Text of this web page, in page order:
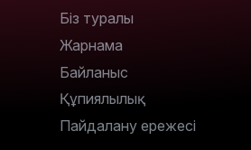
Біз туралы
Жарнама
Байланыс
Құпиялылық
Пайдалану ережесі